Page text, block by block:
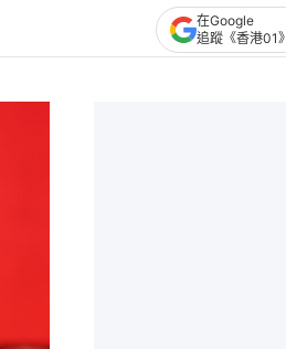
在Google
追蹤《香港01》